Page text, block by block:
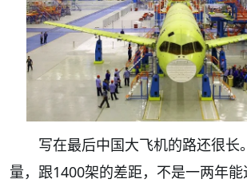
写在最后中国大飞机的路还很长
量，跟1400架的差距，不是一两年能